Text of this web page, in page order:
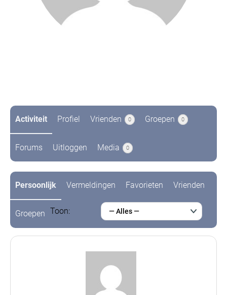
Activiteit Profiel Vrienden 0 Groepen 0
Forums Uitloggen Media 0
Persoonlijk Vermeldingen Favorieten Vrienden
Groepen Toon: — Alles —